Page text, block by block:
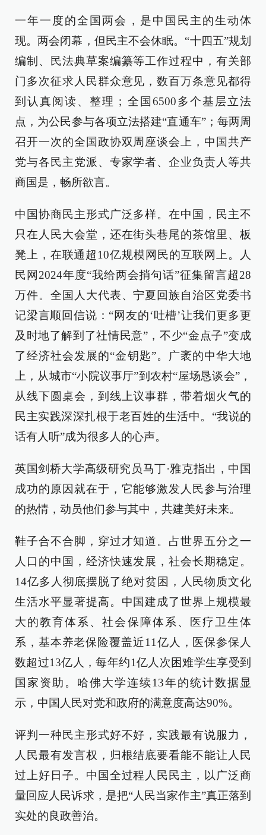
一年一度的全国两会，是中国民主的生动体
现。两会闭幕，但民主不会休眠。“十四五”规划
编制、民法典草案编纂等工作过程中，有关部
门多次征求人民群众意见，数百万条意见都得
到认真阅读、整理；全国6500多个基层立法
点，为公民参与各项立法搭建“直通车”；每两周
召开一次的全国政协双周座谈会上，中国共产
党与各民主党派、专家学者、企业负责人等共
商国是，畅所欲言。
中国协商民主形式广泛多样。在中国，民主不
只在人民大会堂，还在街头巷尾的茶馆里、板
凳上，在联通超10亿规模网民的互联网上。人
民网2024年度“我给两会捎句话”征集留言超28
万件。全国人大代表、宁夏回族自治区党委书
记梁言顺回信说：“网友的‘吐槽’让我们更多更
及时地了解到了社情民意”，不少“金点子”变成
了经济社会发展的“金钥匙”。广袤的中华大地
上，从城市“小院议事厅”到农村“屋场恳谈会”，
从线下圆桌会，到线上议事群，带着烟火气的
民主实践深深扎根于老百姓的生活中。“我说的
话有人听”成为很多人的心声。
英国剑桥大学高级研究员马丁·雅克指出，中国
成功的原因就在于，它能够激发人民参与治理
的热情，动员他们参与其中，共建美好未来。
鞋子合不合脚，穿过才知道。占世界五分之一
人口的中国，经济快速发展，社会长期稳定。
14亿多人彻底摆脱了绝对贫困，人民物质文化
生活水平显著提高。中国建成了世界上规模最
大的教育体系、社会保障体系、医疗卫生体
系，基本养老保险覆盖近11亿人，医保参保人
数超过13亿人，每年约1亿人次困难学生享受到
国家资助。哈佛大学连续13年的统计数据显
示，中国人民对党和政府的满意度高达90%。
评判一种民主形式好不好，实践最有说服力，
人民最有发言权，归根结底要看能不能让人民
过上好日子。中国全过程人民民主，以广泛商
量回应人民诉求，是把“人民当家作主”真正落到
实处的良政善治。